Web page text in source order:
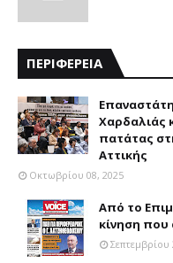
ΠΕΡΙΦΕΡΕΙΑ
Χαρδαλιάς
πατάτας
Αττικής
Οκτωβρίου 08, 2025
Από το
κίνηση που
Σεπτεμβρίου